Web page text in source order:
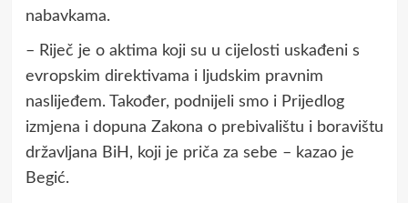
nabavkama.
– Riječ je o aktima koji su u cijelosti uskađeni s
evropskim direktivama i ljudskim pravnim
naslijeđem. Također, podnijeli smo i Prijedlog
izmjena i dopuna Zakona o prebivalištu i boravištu
državljana BiH, koji je priča za sebe – kazao je
Begić.